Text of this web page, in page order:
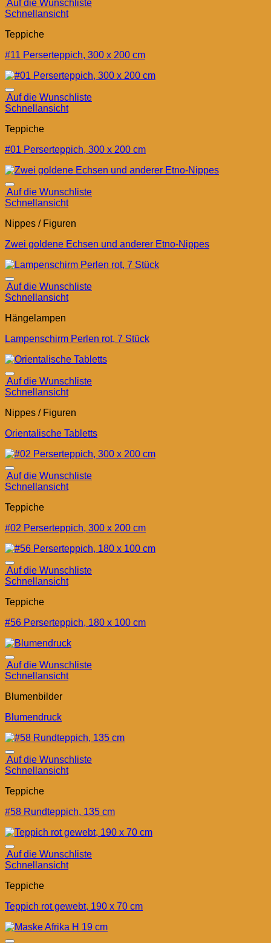
Auf die Wunschliste
Schnellansicht
Teppiche
#11 Perserteppich, 300 x 200 cm
Auf die Wunschliste
Schnellansicht
Teppiche
#01 Perserteppich, 300 x 200 cm
Auf die Wunschliste
Schnellansicht
Nippes / Figuren
Zwei goldene Echsen und anderer Etno-Nippes
Auf die Wunschliste
Schnellansicht
Hängelampen
Lampenschirm Perlen rot, 7 Stück
Auf die Wunschliste
Schnellansicht
Nippes / Figuren
Orientalische Tabletts
Auf die Wunschliste
Schnellansicht
Teppiche
#02 Perserteppich, 300 x 200 cm
Auf die Wunschliste
Schnellansicht
Teppiche
#56 Perserteppich, 180 x 100 cm
Auf die Wunschliste
Schnellansicht
Blumenbilder
Blumendruck
Auf die Wunschliste
Schnellansicht
Teppiche
#58 Rundteppich, 135 cm
Auf die Wunschliste
Schnellansicht
Teppiche
Teppich rot gewebt, 190 x 70 cm